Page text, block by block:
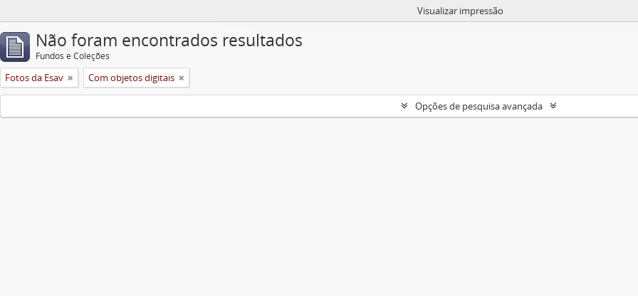
Visualizar impressão
Não foram encontrados resultados
Fundos e Coleções
Fotos da Esav Com objetos digitais
Opções de pesquisa avançada